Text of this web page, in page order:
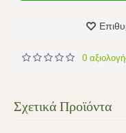
0
Σχετικά Προϊόντα